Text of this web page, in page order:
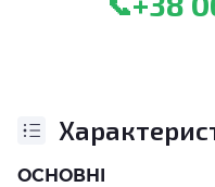
ОСНОВНІ